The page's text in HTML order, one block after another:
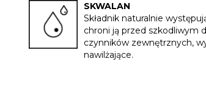
SKWALAN
Składnik naturalnie
chroni ją przed szkodliwym
czynników zewnętrznych,
nawilżające.